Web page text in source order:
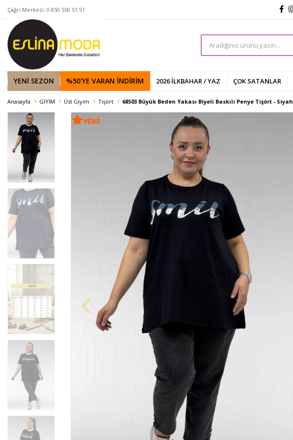
Çağrı Merkezi: 0 850 550 51 51
YENİ SEZON %50'YE VARAN İNDIRIM 2026 İLKBAHAR / YAZ ÇOK SATANLAR
Anasayfa GİYİM Üst Giyim Tişört 68503 Büyük Beden Yakası Biyeli Baskılı Penye Tişört - Siyah